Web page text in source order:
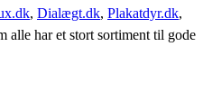
, Dialægt.dk, Plakatdyr.dk,
alle har et stort sortiment til gode